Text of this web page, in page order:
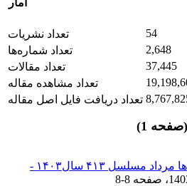
آمار
تعداد نشریات
54
تعداد شماره‌ها
2,648
تعداد مقالات
37,445
تعداد مشاهده مقاله
تعداد دریافت فایل اصل مقاله
1)
دوره 35، مجله سلام بچه ها مرداد مسلسل ۴۱۳ سال۱۴۰۳ -
، صفحه 8-8